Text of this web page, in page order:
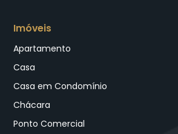
Imóveis
Apartamento
Casa
Casa em Condomínio
Chácara
Ponto Comercial